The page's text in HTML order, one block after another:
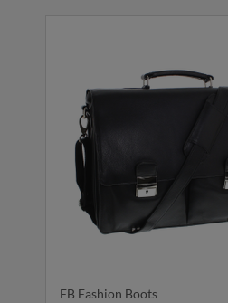
FB Fashion Boots